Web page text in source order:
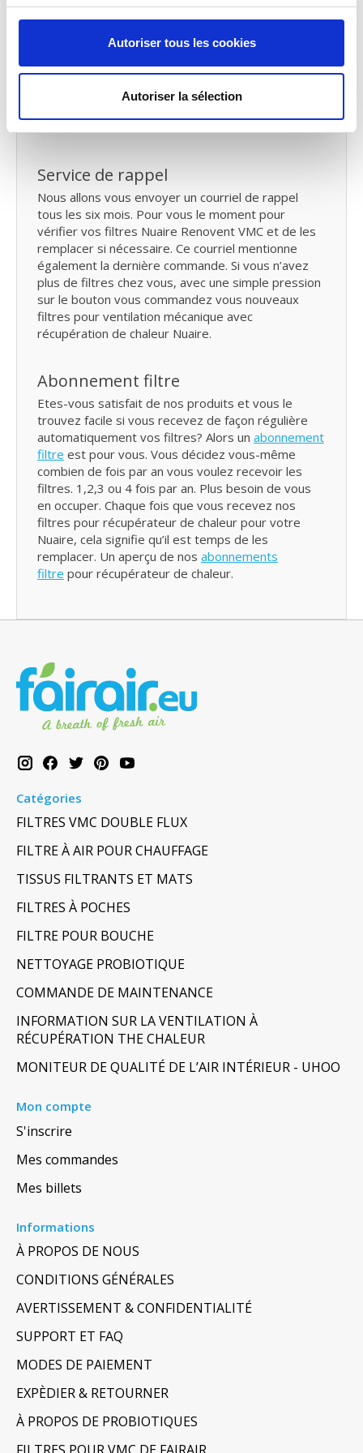
Autoriser tous les cookies
Autoriser la sélection
Manuel NUAIRE MRXBOX-ECO2 &
MRXBOXAB-ECO2
Vous avez perdule manueldu Nuaire Renovent
Vous pouvez télécharger le manuel de ventilation
Service de rappel
Nous allons vous envoyer un courriel de rappel
tous les six mois. Pour vous le moment pour
vérifier vos filtres Nuaire Renovent VMC et de les
remplacer si nécessaire. Ce courriel mentionne
également la dernière commande. Si vous n’avez
plus de filtres chez vous, avec une simple pression
sur le bouton vous commandez vous nouveaux
filtres pour ventilation mécanique avec
récupération de chaleur Nuaire.
Abonnement filtre
Etes-vous satisfait de nos produits et vous le
trouvez facile si vous recevez de façon régulière
automatiquement vos filtres? Alors un abonnement
filtre est pour vous. Vous décidez vous-même
combien de fois par an vous voulez recevoir les
filtres. 1,2,3 ou 4 fois par an. Plus besoin de vous
en occuper. Chaque fois que vous recevez nos
filtres pour récupérateur de chaleur pour votre
Nuaire, cela signifie qu’il est temps de les
remplacer. Un aperçu de nos abonnements
filtre pour récupérateur de chaleur.
Catégories
FILTRES VMC DOUBLE FLUX
FILTRE À AIR POUR CHAUFFAGE
TISSUS FILTRANTS ET MATS
FILTRES À POCHES
FILTRE POUR BOUCHE
NETTOYAGE PROBIOTIQUE
COMMANDE DE MAINTENANCE
INFORMATION SUR LA VENTILATION À
RÉCUPÉRATION THE CHALEUR
MONITEUR DE QUALITÉ DE L’AIR INTÉRIEUR - UHOO
Mon compte
S'inscrire
Mes commandes
Mes billets
Informations
À PROPOS DE NOUS
CONDITIONS GÉNÉRALES
AVERTISSEMENT & CONFIDENTIALITÉ
SUPPORT ET FAQ
MODES DE PAIEMENT
EXPÈDIER & RETOURNER
À PROPOS DE PROBIOTIQUES